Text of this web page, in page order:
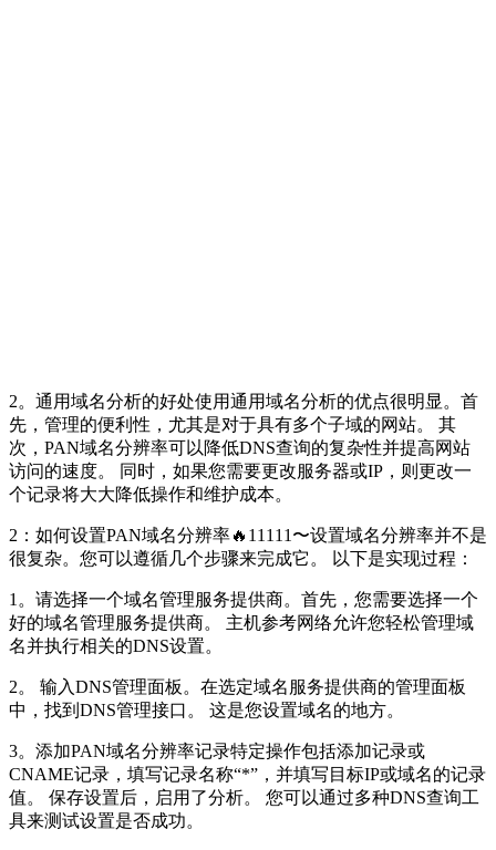
2。通用域名分析的好处使用通用域名分析的优点很明显。首
先，管理的便利性，尤其是对于具有多个子域的网站。 其
次，PAN域名分辨率可以降低DNS查询的复杂性并提高网站
访问的速度。 同时，如果您需要更改服务器或IP，则更改一
个记录将大大降低操作和维护成本。
2：如何设置PAN域名分辨率🔥11111〜设置域名分辨率并不是
很复杂。您可以遵循几个步骤来完成它。 以下是实现过程：
1。请选择一个域名管理服务提供商。首先，您需要选择一个
好的域名管理服务提供商。 主机参考网络允许您轻松管理域
名并执行相关的DNS设置。
2。 输入DNS管理面板。在选定域名服务提供商的管理面板
中，找到DNS管理接口。 这是您设置域名的地方。
3。添加PAN域名分辨率记录特定操作包括添加记录或
CNAME记录，填写记录名称“*”，并填写目标IP或域名的记录
值。 保存设置后，启用了分析。 您可以通过多种DNS查询工
具来测试设置是否成功。